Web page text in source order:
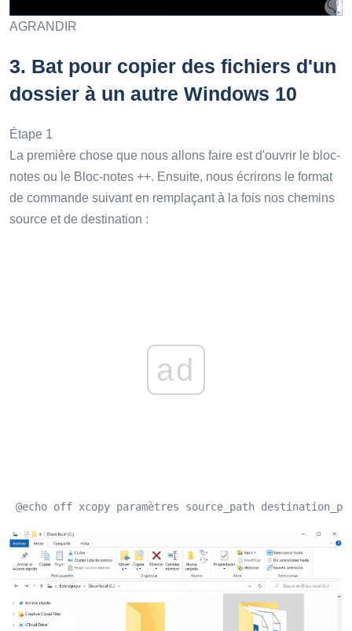
AGRANDIR
3. Bat pour copier des fichiers d'un
dossier à un autre Windows 10
Étape 1
La première chose que nous allons faire est d'ouvrir le bloc-
notes ou le Bloc-notes ++. Ensuite, nous écrirons le format
de commande suivant en remplaçant à la fois nos chemins
source et de destination :
ad
@echo off xcopy paramètres source_path